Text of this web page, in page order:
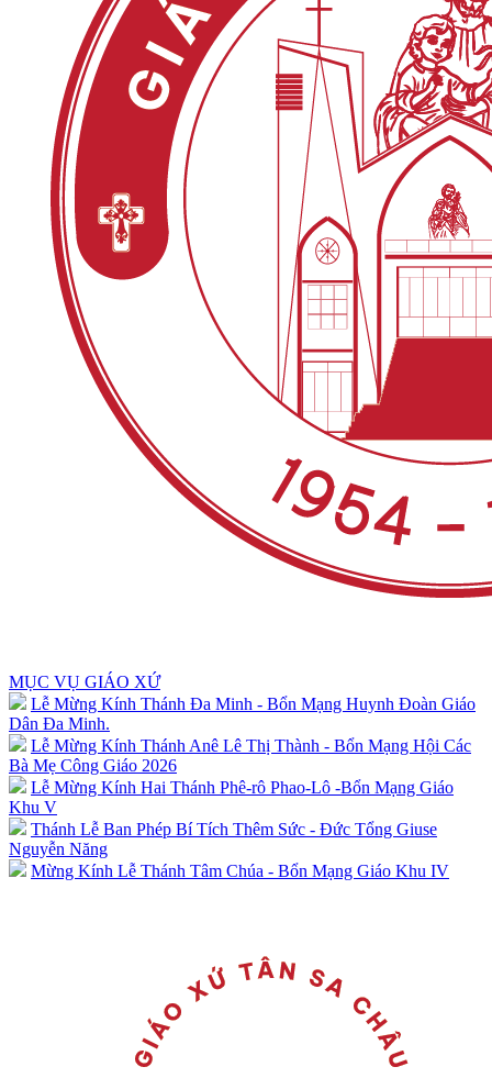
MỤC VỤ GIÁO XỨ
Lễ Mừng Kính Thánh Đa Minh - Bổn Mạng Huynh Đoàn Giáo
Dân Đa Minh.
Lễ Mừng Kính Thánh Anê Lê Thị Thành - Bổn Mạng Hội Các
Bà Mẹ Công Giáo 2026
Lễ Mừng Kính Hai Thánh Phê-rô Phao-Lô -Bổn Mạng Giáo
Khu V
Thánh Lễ Ban Phép Bí Tích Thêm Sức - Đức Tổng Giuse
Nguyễn Năng
Mừng Kính Lễ Thánh Tâm Chúa - Bổn Mạng Giáo Khu IV